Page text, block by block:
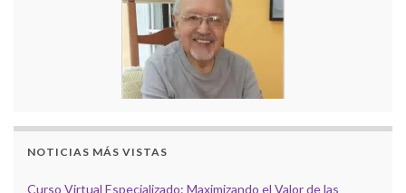
NOTICIAS MÁS VISTAS
Curso Virtual Especializado: Maximizando el Valor de las